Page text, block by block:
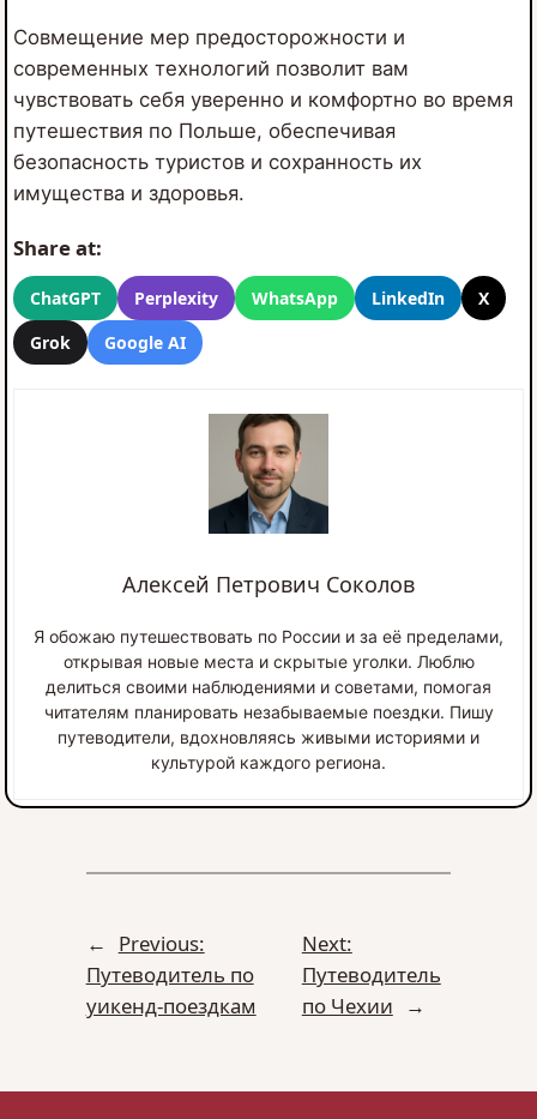
Совмещение мер предосторожности и
современных технологий позволит вам
чувствовать себя уверенно и комфортно во время
путешествия по Польше, обеспечивая
безопасность туристов и сохранность их
имущества и здоровья.
Share at:
ChatGPT Perplexity WhatsApp LinkedIn
X
Grok
Google AI
Алексей Петрович Соколов
Я обожаю путешествовать по России и за её пределами,
открывая новые места и скрытые уголки. Люблю
делиться своими наблюдениями и советами, помогая
читателям планировать незабываемые поездки. Пишу
путеводители, вдохновляясь живыми историями и
культурой каждого региона.
←
Previous:
Путеводитель по
уикенд-поездкам
Next:
Путеводитель
по Чехии
→